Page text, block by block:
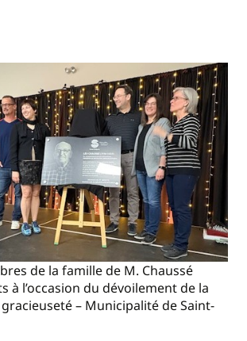
de la famille de M. Chaussé
à l’occasion du dévoilement de la
– Municipalité de Saint-